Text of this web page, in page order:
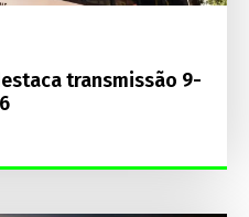
transmissão 9-